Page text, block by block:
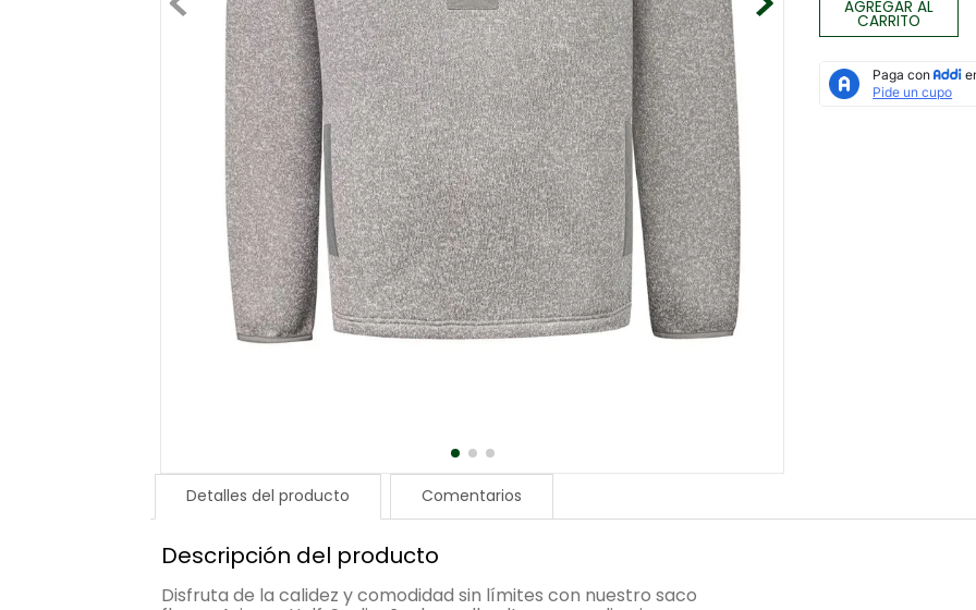
AGREGAR AL
CARRITO
Detalles del producto Comentarios
Descripción del producto
Disfruta de la calidez y comodidad sin límites con nuestro saco